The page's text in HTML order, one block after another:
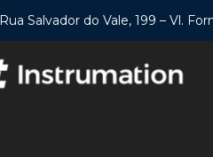
Rua Salvador do Vale, 199 – Vl.